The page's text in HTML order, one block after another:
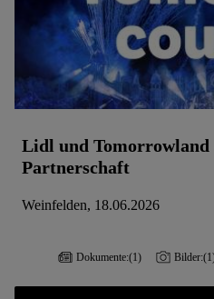
Lidl und Tomorrowland
Partnerschaft
Weinfelden, 18.06.2026
Dokumente:(1) Bilder: